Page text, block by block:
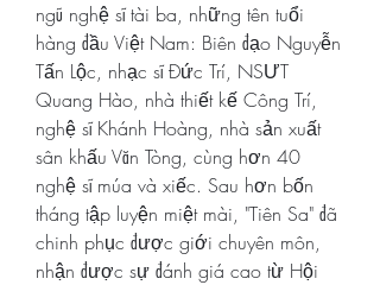
ngũ nghệ sĩ tài ba, những tên tuổi
hàng đầu Việt Nam: Biên đạo Nguyễn
Tấn Lộc, nhạc sĩ Đức Trí, NSƯT
Quang Hào, nhà thiết kế Công Trí,
nghệ sĩ Khánh Hoàng, nhà sản xuất
sân khấu Văn Tòng, cùng hơn 40
nghệ sĩ múa và xiếc. Sau hơn bốn
tháng tập luyện miệt mài, "Tiên Sa" đã
chinh phục được giới chuyên môn,
nhận được sự đánh giá cao từ Hội